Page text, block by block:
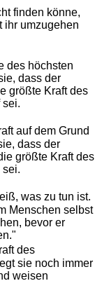
finden könne,
ihr umzugehen
des höchsten
dass der
größte Kraft des
sei.
auf dem Grund
dass der
größte Kraft des
sei.
was zu tun ist.
Menschen selbst
bevor er
des
sie noch immer
weisen